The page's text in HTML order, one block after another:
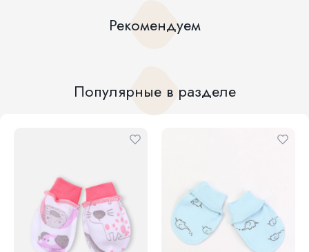
Рекомендуем
Популярные в разделе